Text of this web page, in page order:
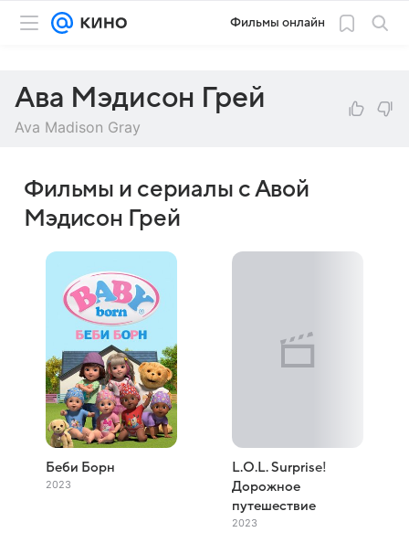
Фильмы онлайн
Ава Мэдисон Грей
Ava Madison Gray
Фильмы и сериалы с Авой
Мэдисон Грей
Беби Борн
2023
L.O.L. Surprise!
Дорожное
путешествие
2023